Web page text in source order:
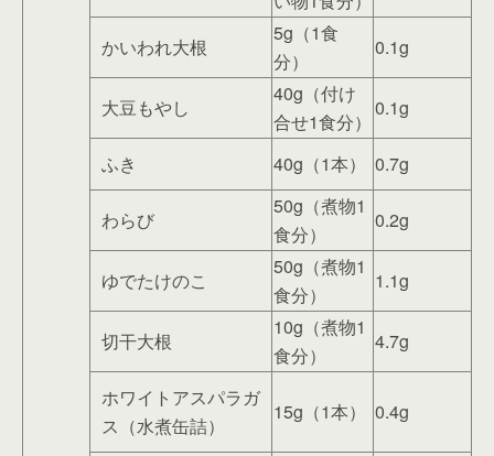
かいわれ大根
5g（1食
分）
0.1g
大豆もやし
40g（付け
合せ1食分）
0.1g
ふき 40g（1本） 0.7g
わらび
50g（煮物1
食分）
0.2g
ゆでたけのこ
50g（煮物1
食分）
1.1g
切干大根
10g（煮物1
食分）
4.7g
ホワイトアスパラガ
ス（水煮缶詰）
15g（1本） 0.4g